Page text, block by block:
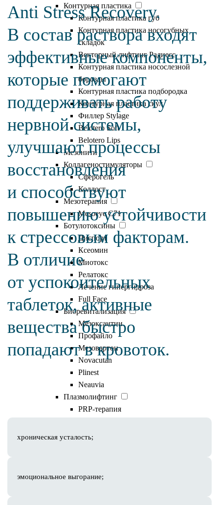
Контурная пластика
Контурная пластика губ
Контурная пластика носогубных
складок
Векторный лифтинг Радиесс
Контурная пластика носослезной
борозды
Контурная пластика подбородка
Контурная пластика скул
Филлер Stylage
Belotero Soft
Belotero Lips
Мезонити
Коллагеностимуляторы
Сферогель
Коллост
Мезотерапия
Mesoeye C71
Ботулотоксины
Диспорт
Ксеомин
Миотокс
Релатокс
Лечение гипергидроза
Full Face
Биоревитализация
Мезоксантин
Профайло
Мезовартон
Novacutan
Plinest
Neauvia
Плазмолифтинг
PRP-терапия
Juvelook
Anti Stress Recovery.
В состав раствора входят
эффективные компоненты,
которые помогают
поддерживать работу
нервной системы,
улучшают процессы
восстановления
и способствуют
повышению устойчивости
к стрессовым факторам.
В отличие
от успокоительных
таблеток, активные
вещества быстро
попадают в кровоток.
Показания
хроническая усталость;
эмоциональное выгорание;